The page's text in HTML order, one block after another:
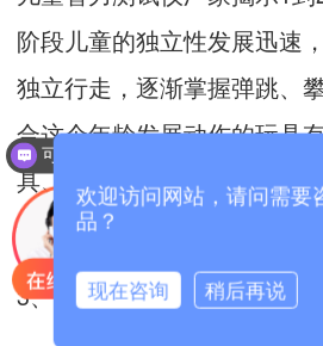
阶段儿童的独立性发展迅速
独立行走，逐渐掌握弹跳、
合这个年龄发展动作的玩具
具、积木玩具等，父母如果
子玩，会有更好的效果。
3、2-3岁的宝宝
欢迎访问网站，请问需要
品？
现在咨询 稍后再说